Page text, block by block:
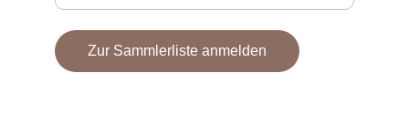
Zur Sammlerliste anmelden